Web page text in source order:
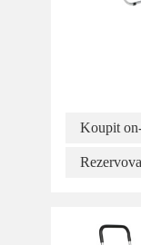
Koupit